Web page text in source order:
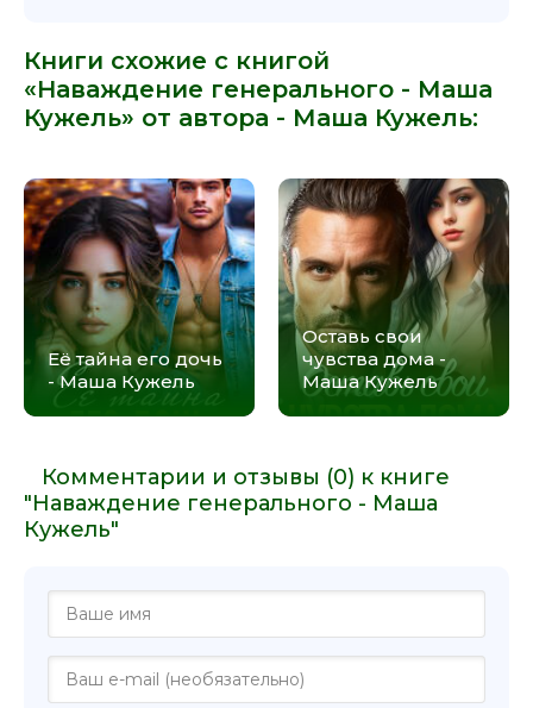
Книги схожие с книгой
«Наваждение генерального - Маша
Кужель» от автора - Маша Кужель:
Её тайна его дочь
- Маша Кужель
Оставь свои
чувства дома -
Маша Кужель
Комментарии и отзывы (0) к книге
"Наваждение генерального - Маша
Кужель"